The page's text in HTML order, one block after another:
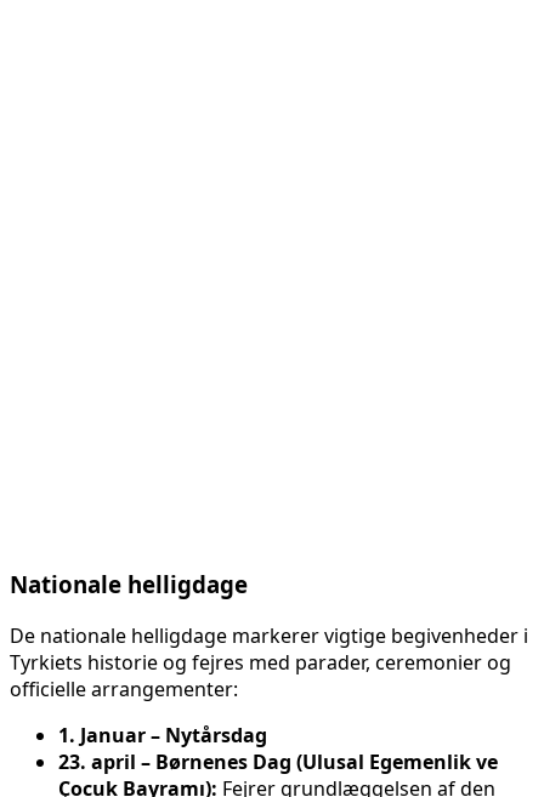
Nationale helligdage
De nationale helligdage markerer vigtige begivenheder i
Tyrkiets historie og fejres med parader, ceremonier og
officielle arrangementer:
1. Januar – Nytårsdag
23. april – Børnenes Dag (Ulusal Egemenlik ve
Çocuk Bayramı): Fejrer grundlæggelsen af den